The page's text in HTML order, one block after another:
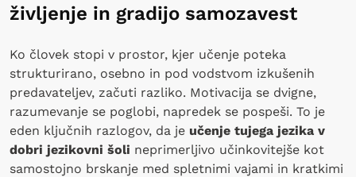
življenje in gradijo samozavest
Ko človek stopi v prostor, kjer učenje poteka
strukturirano, osebno in pod vodstvom izkušenih
predavateljev, začuti razliko. Motivacija se dvigne,
razumevanje se poglobi, napredek se pospeši. To je
eden ključnih razlogov, da je učenje tujega jezika v
dobri jezikovni šoli neprimerljivo učinkovitejše kot
samostojno brskanje med spletnimi vajami in kratkimi